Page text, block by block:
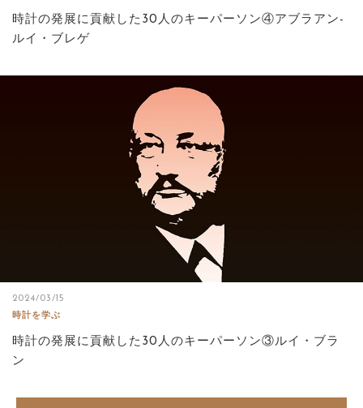
時計の発展に貢献した30人のキーパーソン④アブラアン-
ルイ・ブレゲ
2024/03/15
時計を学ぶ
時計の発展に貢献した30人のキーパーソン③ルイ・ブラ
ン